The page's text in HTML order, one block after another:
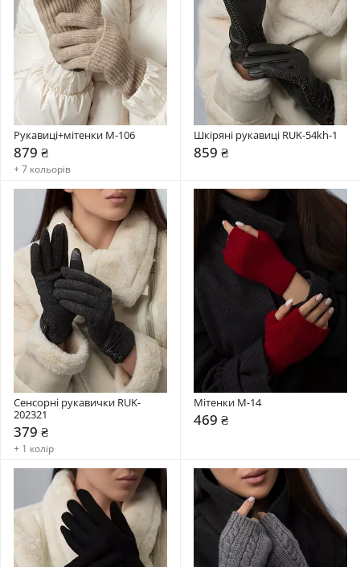
Рукавиці+мітенки М-106
879 ₴
+ 7 кольорів
Шкіряні рукавиці RUK-54kh-1
859 ₴
Сенсорні рукавички RUK-
202321
379 ₴
+ 1 колір
Мітенки М-14
469 ₴